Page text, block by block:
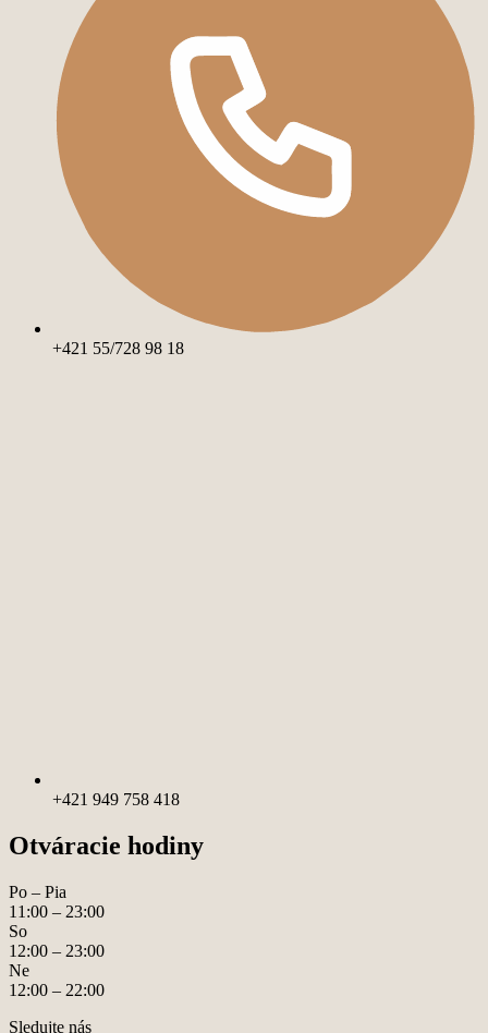
+421 55/728 98 18
+421 949 758 418
Otváracie hodiny
Po – Pia
11:00 – 23:00
So
12:00 – 23:00
Ne
12:00 – 22:00
Sledujte nás